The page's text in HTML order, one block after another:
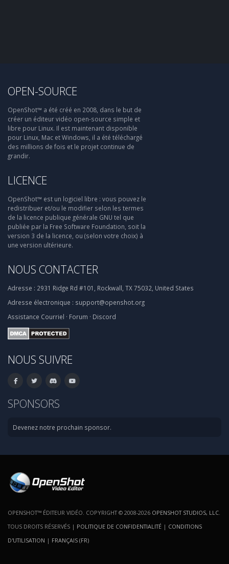
OPEN-SOURCE
OpenShot™ a été créé en 2008, dans le but de
créer un éditeur vidéo open-source simple et
libre pour Linux. Il est maintenant disponible
pour Linux, Mac et Windows, il a été téléchargé
des millions de fois et le projet continue de
grandir.
LICENCE
OpenShot™ est un logiciel libre : vous pouvez le
redistribuer et/ou le modifier selon les termes
de la licence publique générale GNU tel que
publiée par la Free Software Foundation, soit la
version 3 de la licence, ou (selon votre choix) à
une version ultérieure.
NOUS CONTACTER
Adresse : 2931 Ridge Rd #101, Rockwall, TX 75032, United States
Adresse électronique : support@openshot.org
Assistance Courriel · Forum · Discord
NOUS SUIVRE
SPONSORS
Devenez notre prochain sponsor.
OPENSHOT™ ÉDITEUR VIDÉO. COPYRIGHT © 2008-2026 OPENSHOT STUDIOS, LLC
TOUS DROITS RÉSERVÉS | POLITIQUE DE CONFIDENTIALITÉ | CONDITIONS
D'UTILISATION | FRANÇAIS (FR)